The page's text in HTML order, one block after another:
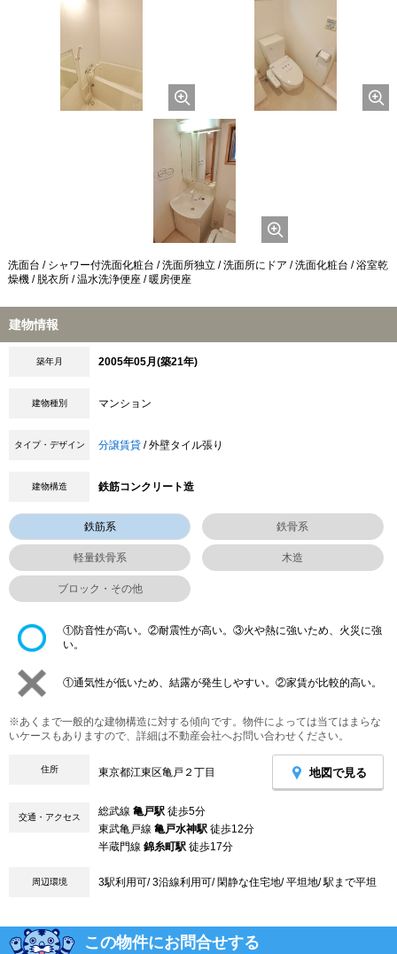
洗面台 / シャワー付洗面化粧台 / 洗面所独立 / 洗面所にドア / 洗面化粧台 / 浴室乾
燥機 / 脱衣所 / 温水洗浄便座 / 暖房便座
建物情報
築年月 2005年05月(築21年)
建物種別 マンション
タイプ・デザイン 分譲賃貸 / 外壁タイル張り
建物構造 鉄筋コンクリート造
鉄筋系 鉄骨系
軽量鉄骨系 木造
ブロック・その他
①防音性が高い。②耐震性が高い。③火や熱に強いため、火災に強
い。
①通気性が低いため、結露が発生しやすい。②家賃が比較的高い。
※あくまで一般的な建物構造に対する傾向です。物件によっては当てはまらな
いケースもありますので、詳細は不動産会社へお問い合わせください。
住所 東京都江東区亀戸２丁目 地図で見る
交通・アクセス 総武線 亀戸駅 徒歩5分
東武亀戸線 亀戸水神駅 徒歩12分
半蔵門線 錦糸町駅 徒歩17分
周辺環境 3駅利用可/ 3沿線利用可/ 閑静な住宅地/ 平坦地/ 駅まで平坦
この物件にお問合せする